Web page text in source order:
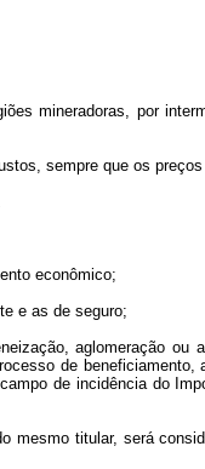
mineradoras, por
sempre que os
econômico;
e as de seguro;
aglomeração ou
de beneficiamento,
de incidência do
mesmo titular, será